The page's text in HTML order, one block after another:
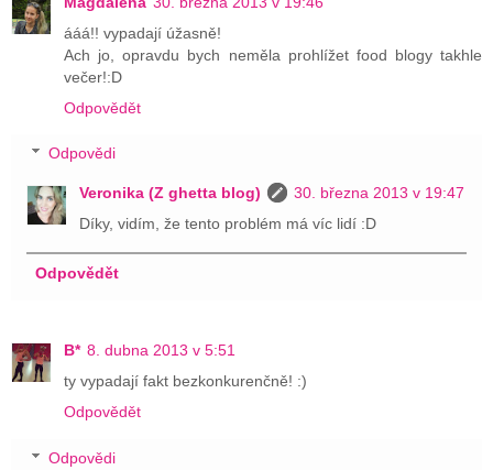
ááá!! vypadají úžasně!
Ach jo, opravdu bych neměla prohlížet food blogy takhle
večer!:D
Odpovědět
Odpovědi
Veronika (Z ghetta blog)
30. března 2013 v 19:47
Díky, vidím, že tento problém má víc lidí :D
Odpovědět
B* 8. dubna 2013 v 5:51
ty vypadají fakt bezkonkurenčně! :)
Odpovědět
Odpovědi